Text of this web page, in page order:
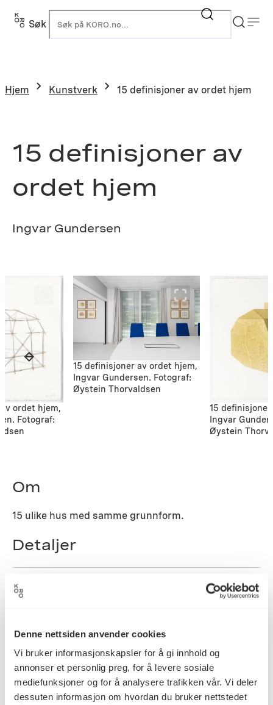
Denne nettsiden anvender cookies
Vi bruker informasjonskapsler for å gi innhold og
annonser et personlig preg, for å levere sosiale
mediefunksjoner og for å analysere trafikken vår. Vi deler
dessuten informasjon om hvordan du bruker nettstedet
Hopp
Søk
Hjem Kunstverk 15 definisjoner av ordet hjem
15 definisjoner av
ordet hjem
Ingvar Gundersen
ordet hjem,
Fotograf:
15 definisjoner av ordet hjem,
Ingvar Gundersen. Fotograf:
Øystein Thorvaldsen
15
Ingvar
Øystein
Om
15 ulike hus med samme grunnform.
Detaljer
Datering
Ingvar Gundersen
Kategori Tegning